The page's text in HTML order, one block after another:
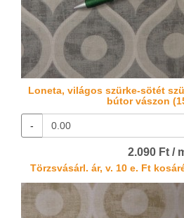
Loneta, világos szürke-sötét
bútor vászon
-
2.090 Ft /
Törzsvásárl. ár, v. 10 e. Ft